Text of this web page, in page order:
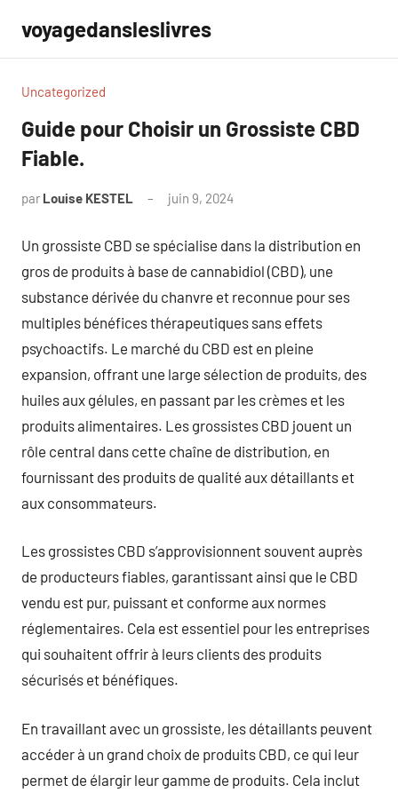
contenu
voyagedansleslivres
Uncategorized
Guide pour Choisir un Grossiste CBD
Fiable.
par Louise KESTEL juin 9, 2024
Un grossiste CBD se spécialise dans la distribution en
gros de produits à base de cannabidiol (CBD), une
substance dérivée du chanvre et reconnue pour ses
multiples bénéfices thérapeutiques sans effets
psychoactifs. Le marché du CBD est en pleine
expansion, offrant une large sélection de produits, des
huiles aux gélules, en passant par les crèmes et les
produits alimentaires. Les grossistes CBD jouent un
rôle central dans cette chaîne de distribution, en
fournissant des produits de qualité aux détaillants et
aux consommateurs.
Les grossistes CBD s’approvisionnent souvent auprès
de producteurs fiables, garantissant ainsi que le CBD
vendu est pur, puissant et conforme aux normes
réglementaires. Cela est essentiel pour les entreprises
qui souhaitent offrir à leurs clients des produits
sécurisés et bénéfiques.
En travaillant avec un grossiste, les détaillants peuvent
accéder à un grand choix de produits CBD, ce qui leur
permet de élargir leur gamme de produits. Cela inclut